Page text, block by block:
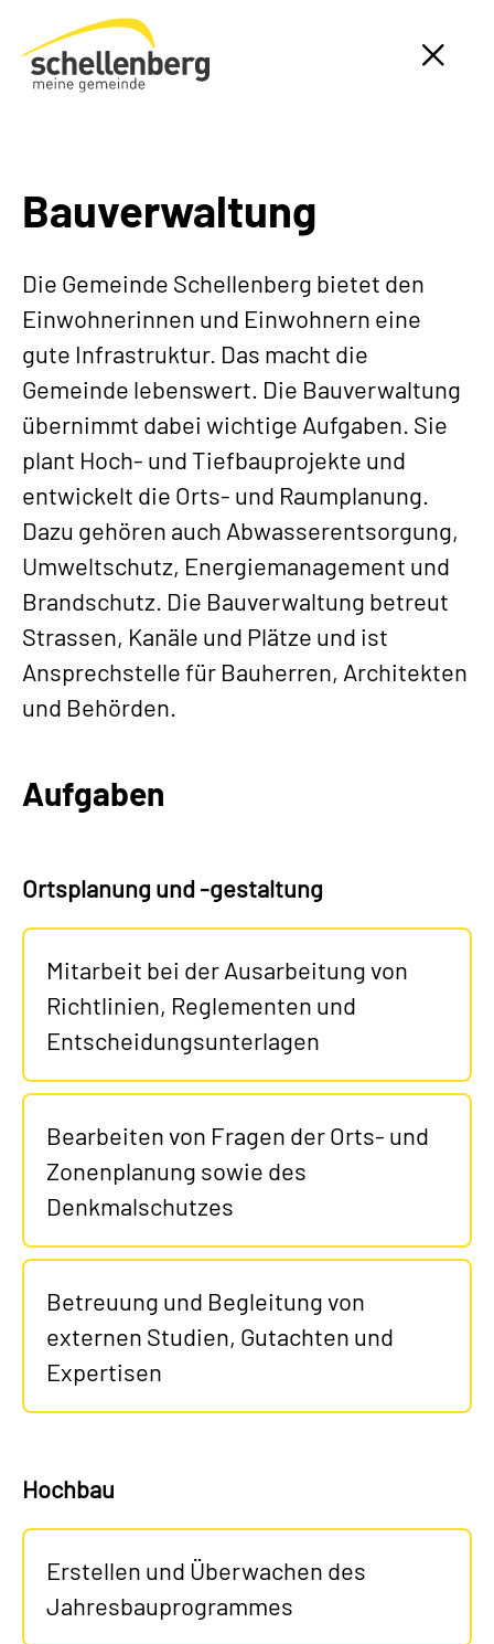
Gemeinde Schellenberg Startseite
Bauverwaltung
Die Gemeinde Schellenberg bietet den
Einwohnerinnen und Einwohnern eine
gute Infrastruktur. Das macht die
Gemeinde lebenswert. Die Bauverwaltung
übernimmt dabei wichtige Aufgaben. Sie
plant Hoch- und Tiefbauprojekte und
entwickelt die Orts- und Raumplanung.
Dazu gehören auch Abwasserentsorgung,
Umweltschutz, Energiemanagement und
Brandschutz. Die Bauverwaltung betreut
Strassen, Kanäle und Plätze und ist
Ansprechstelle für Bauherren, Architekten
und Behörden.
Aufgaben
Ortsplanung und -gestaltung
Mitarbeit bei der Ausarbeitung von
Richtlinien, Reglementen und
Entscheidungsunterlagen
Bearbeiten von Fragen der Orts- und
Zonenplanung sowie des
Denkmalschutzes
Betreuung und Begleitung von
externen Studien, Gutachten und
Expertisen
Hochbau
Erstellen und Überwachen des
Jahresbauprogrammes